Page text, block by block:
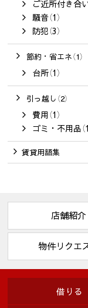
ご近所付き合い
騒音（1）
防犯（3）
節約・省エネ（1）
台所（1）
引っ越し（2）
費用（1）
ゴミ・不用品（1
賃貸用語集
店舗紹介
物件リクエ
借りる